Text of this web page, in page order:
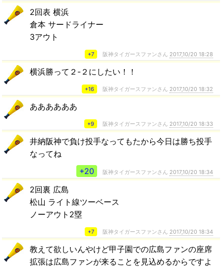
2回表 横浜
倉本 サードライナー
3アウト
+7 阪神タイガースファンさん 2017,10/20 18:28
横浜勝って２-２にしたい！！
+16 阪神タイガースファンさん 2017,10/20 18:32
ああああああ
+9 阪神タイガースファンさん 2017,10/20 18:33
井納阪神で負け投手なってもたから今日は勝ち投手
なってね
+20
阪神タイガースファンさん 2017,10/20 18:34
2回裏 広島
松山 ライト線ツーベース
ノーアウト2塁
+7 阪神タイガースファンさん 2017,10/20 18:34
教えて欲しいんやけど甲子園での広島ファンの座席
拡張は広島ファンが来ることを見込めるからですよ